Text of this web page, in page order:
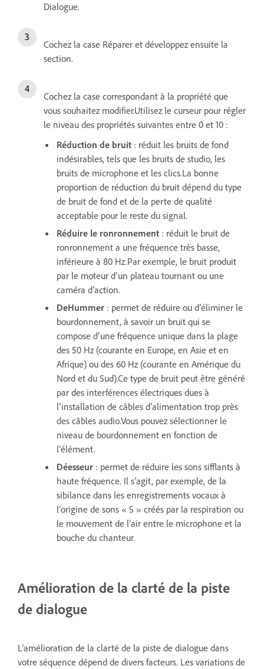
Dialogue.
Cochez la case Réparer et développez ensuite la
section.
Cochez la case correspondant à la propriété que
vous souhaitez modifier.Utilisez le curseur pour régler
le niveau des propriétés suivantes entre 0 et 10 :
Réduction de bruit : réduit les bruits de fond
indésirables, tels que les bruits de studio, les
bruits de microphone et les clics.La bonne
proportion de réduction du bruit dépend du type
de bruit de fond et de la perte de qualité
acceptable pour le reste du signal.
Réduire le ronronnement : réduit le bruit de
ronronnement a une fréquence très basse,
inférieure à 80 Hz.Par exemple, le bruit produit
par le moteur d’un plateau tournant ou une
caméra d’action.
DeHummer : permet de réduire ou d’éliminer le
bourdonnement, à savoir un bruit qui se
compose d’une fréquence unique dans la plage
des 50 Hz (courante en Europe, en Asie et en
Afrique) ou des 60 Hz (courante en Amérique du
Nord et du Sud).Ce type de bruit peut être généré
par des interférences électriques dues à
l’installation de câbles d’alimentation trop près
des câbles audio.Vous pouvez sélectionner le
niveau de bourdonnement en fonction de
l’élément.
Déesseur : permet de réduire les sons sifflants à
haute fréquence. Il s’agit, par exemple, de la
sibilance dans les enregistrements vocaux à
l’origine de sons « S » créés par la respiration ou
le mouvement de l’air entre le microphone et la
bouche du chanteur.
Amélioration de la clarté de la piste
de dialogue
L’amélioration de la clarté de la piste de dialogue dans
votre séquence dépend de divers facteurs. Les variations de